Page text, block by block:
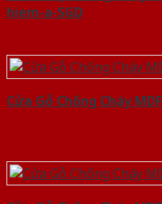
hiem-a-SGD
Cửa Gỗ Chống Cháy